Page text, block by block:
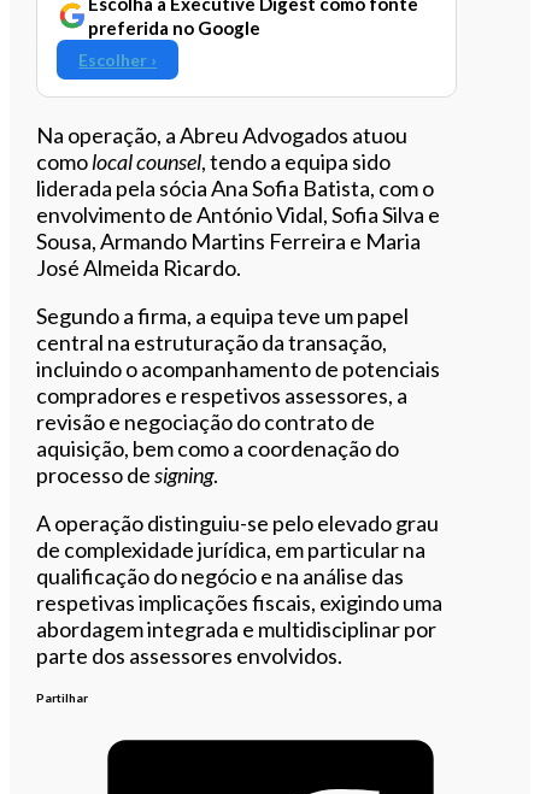
preferida no Google
Escolher ›
Na operação, a Abreu Advogados atuou
comolocal counsel, tendo a equipa sido
liderada pela sócia Ana Sofia Batista, com o
envolvimento de António Vidal, Sofia Silva e
Sousa, Armando Martins Ferreira e Maria
José Almeida Ricardo.
Segundo a firma, a equipa teve um papel
central na estruturação da transação,
incluindo o acompanhamento de potenciais
compradores e respetivos assessores, a
revisão e negociação do contrato de
aquisição, bem como a coordenação do
processo designing.
A operação distinguiu-se pelo elevado grau
de complexidade jurídica, em particular na
qualificação do negócio e na análise das
respetivas implicações fiscais, exigindo uma
abordagem integrada e multidisciplinar por
parte dos assessores envolvidos.
Partilhar